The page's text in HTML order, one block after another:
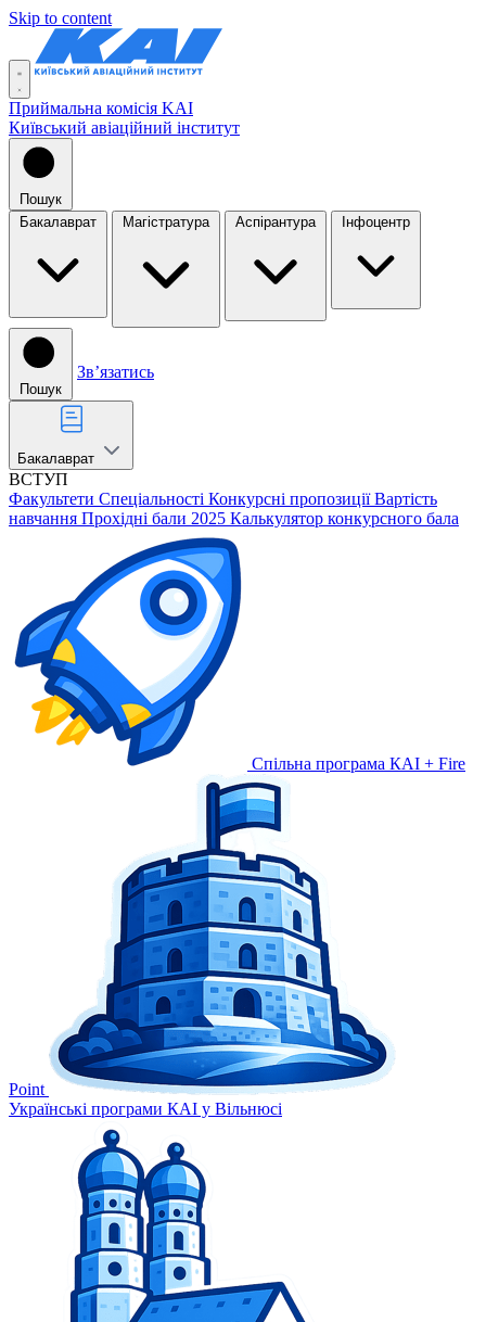
Skip to content
Приймальна комісія KAI
Київський авіаційний інститут
Пошук
Бакалаврат
Магістратура Аспірантура Інфоцентр
Пошук
Звʼязатись
Бакалаврат
ВСТУП
Факультети Спеціальності Конкурсні пропозиції Вартість
навчання Прохідні бали 2025 Калькулятор конкурсного бала
Спільна програма КАІ + Fire
Point
Українські програми КАІ у Вільнюсі